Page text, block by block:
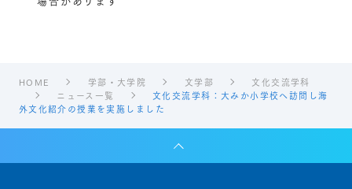
HOME 学部・大学院 文学部
文化交流学科
ニュース一覧
文化交流学科：大みか小学校へ訪問し海
外文化紹介の授業を実施しました